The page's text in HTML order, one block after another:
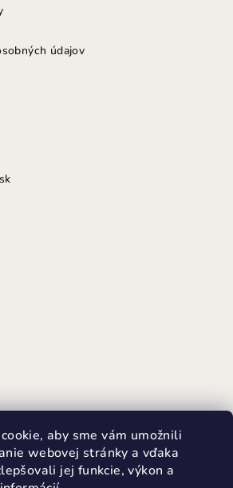
aby sme vám umožnili
webovej stránky a vďaka
jej funkcie, výkon a
údajov